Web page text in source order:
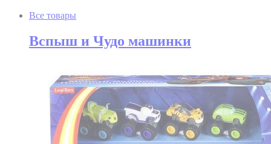
Все товары
Вспыш и Чудо машинки